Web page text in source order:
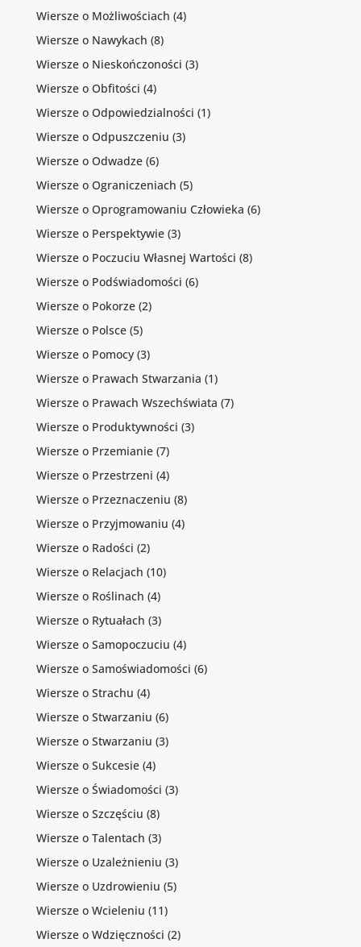
Wiersze o Możliwościach (4)
Wiersze o Nawykach (8)
Wiersze o Nieskończoności (3)
Wiersze o Obfitości (4)
Wiersze o Odpowiedzialności (1)
Wiersze o Odpuszczeniu (3)
Wiersze o Odwadze(6)
Wiersze o Ograniczeniach (5)
Wiersze o Oprogramowaniu Człowieka (6)
Wiersze o Perspektywie(3)
Wiersze o Poczuciu Własnej Wartości (8)
Wiersze o Podświadomości (6)
Wiersze o Pokorze(2)
Wiersze o Polsce(5)
Wiersze o Pomocy(3)
Wiersze o Prawach Stwarzania (1)
Wiersze o Prawach Wszechświata (7)
Wiersze o Produktywności (3)
Wiersze o Przemianie(7)
Wiersze o Przestrzeni (4)
Wiersze o Przeznaczeniu (8)
Wiersze o Przyjmowaniu (4)
Wiersze o Radości (2)
Wiersze o Relacjach (10)
Wiersze o Roślinach (4)
Wiersze o Rytuałach (3)
Wiersze o Samopoczuciu (4)
Wiersze o Samoświadomości (6)
Wiersze o Strachu (4)
Wiersze o Stwarzaniu (6)
Wiersze o Stwarzaniu (3)
Wiersze o Sukcesie(4)
Wiersze o Świadomości (3)
Wiersze o Szczęściu (8)
Wiersze o Talentach (3)
Wiersze o Uzależnieniu (3)
Wiersze o Uzdrowieniu (5)
Wiersze o Wcieleniu (11)
Wiersze o Wdzięczności (2)